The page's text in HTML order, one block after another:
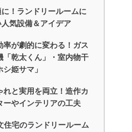
に！ランドリールームに
気設備＆アイデア
率が劇的に変わる！ガス
「乾太くん」・室内物干
シ姫サマ」
れと実用を両立！造作カ
ーやインテリアの工夫
住宅のランドリールーム